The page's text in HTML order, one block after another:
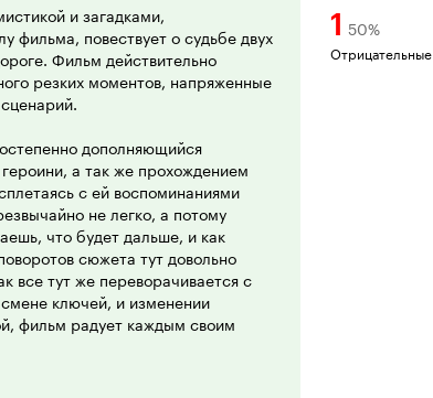
и загадками,
повествует о судьбе двух
Фильм действительно
резких моментов, напряженные
дополняющийся
а так же прохождением
с ей воспоминаниями
не легко, а потому
что будет дальше, и как
сюжета тут довольно
все тут же переворачивается с
ключей, и изменении
фильм радует каждым своим
чем данный фильм, но
1 50%
Отрицательные